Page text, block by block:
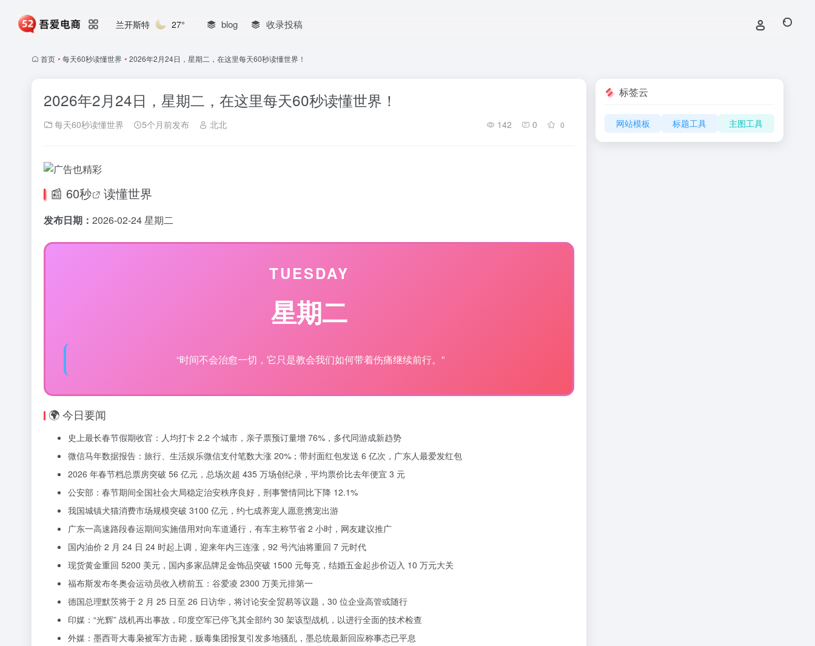
兰开斯特 27° blog 收录投稿
首页 • 每天60秒读懂世界 • 2026年2月24日，星期二，在这里每天60秒读懂世界！
2026年2月24日，星期二，在这里每天60秒读懂世界！
每天60秒读懂世界 5个月前发布 北北 142 0 0
📰 60秒 读懂世界
发布日期： 2026-02-24 星期二
TUESDAY
星期二
“时间不会治愈一切，它只是教会我们如何带着伤痛继续前行。”
🌍 今日要闻
史上最长春节假期收官：人均打卡 2.2 个城市，亲子票预订量增 76%，多代同游成新趋势
微信马年数据报告：旅行、生活娱乐微信支付笔数大涨 20%；带封面红包发送 6 亿次，广东人最爱发红包
2026 年春节档总票房突破 56 亿元，总场次超 435 万场创纪录，平均票价比去年便宜 3 元
公安部：春节期间全国社会大局稳定治安秩序良好，刑事警情同比下降 12.1%
我国城镇犬猫消费市场规模突破 3100 亿元，约七成养宠人愿意携宠出游
广东一高速路段春运期间实施借用对向车道通行，有车主称节省 2 小时，网友建议推广
国内油价 2 月 24 日 24 时起上调，迎来年内三连涨，92 号汽油将重回 7 元时代
现货黄金重回 5200 美元，国内多家品牌足金饰品突破 1500 元每克，结婚五金起步价迈入 10 万元大关
福布斯发布冬奥会运动员收入榜前五：谷爱凌 2300 万美元排第一
德国总理默茨将于 2 月 25 日至 26 日访华，将讨论安全贸易等议题，30 位企业高管或随行
印媒：“光辉” 战机再出事故，印度空军已停飞其全部约 30 架该型战机，以进行全面的技术检查
外媒：墨西哥大毒枭被军方击毙，贩毒集团报复引发多地骚乱，墨总统最新回应称事态已平息
标签云
网站模板 标题工具 主图工具